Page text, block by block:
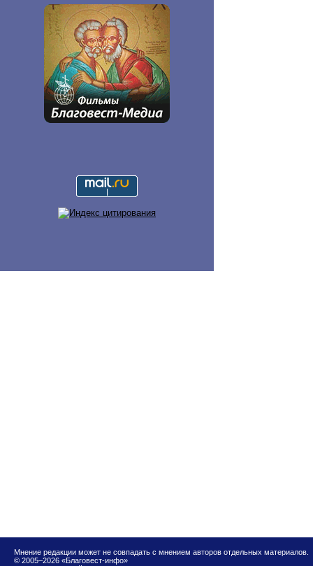
Мнение редакции может не совпадать с мнением авторов отдельных материалов.
© 2005–2026 «Благовест-инфо»